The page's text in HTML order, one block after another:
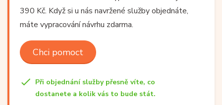
390 Kč. Když si u nás navržené služby objednáte,
máte vypracování návrhu zdarma.
Chci pomoct
Při objednání služby přesně víte, co
dostanete a kolik vás to bude stát.